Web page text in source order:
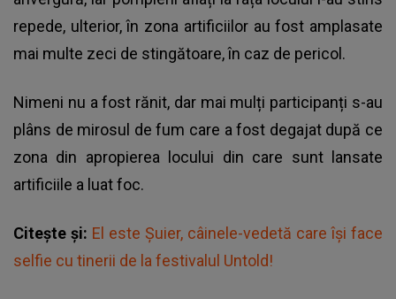
repede, ulterior, în zona artificiilor au fost amplasate
mai multe zeci de stingătoare, în caz de pericol.
Nimeni nu a fost rănit, dar mai mulți participanți s-au
plâns de mirosul de fum care a fost degajat după ce
zona din apropierea locului din care sunt lansate
artificiile a luat foc.
Citește și: El este Șuier, câinele-vedetă care își face
selfie cu tinerii de la festivalul Untold!